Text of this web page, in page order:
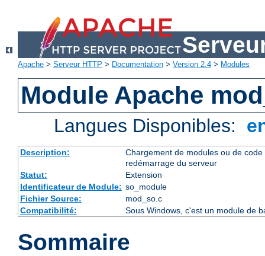
Apache > Serveur HTTP > Documentation > Version 2.4 > Modules
Module Apache
Langues Disponibles:
Description:
Chargement de modules ou de
redémarrage du serveur
Statut:
Extension
Identificateur de Module: so_module
Fichier Source:
mod_so.c
Compatibilité:
Sous Windows, c'est un module de
Sommaire